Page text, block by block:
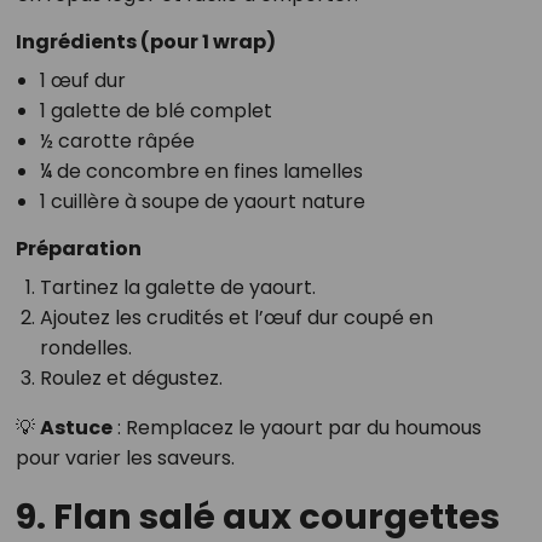
Ingrédients (pour 1 wrap)
1 œuf dur
1 galette de blé complet
½ carotte râpée
¼ de concombre en fines lamelles
1 cuillère à soupe de yaourt nature
Préparation
Tartinez la galette de yaourt.
Ajoutez les crudités et l’œuf dur coupé en
rondelles.
Roulez et dégustez.
💡Astuce: Remplacez le yaourt par du houmous
pour varier les saveurs.
9. Flan salé aux courgettes